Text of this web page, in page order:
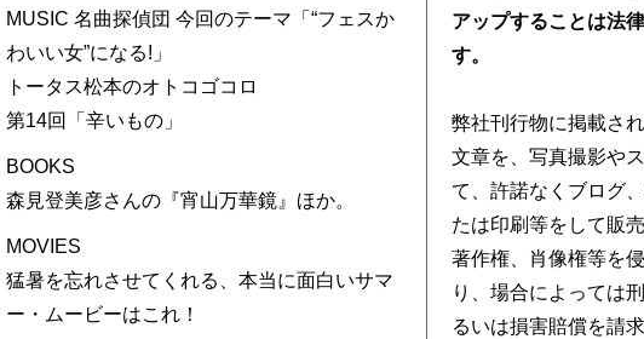
MUSIC 名曲探偵団 今回のテーマ「“フェスか
わいい女”になる!」
トータス松本のオトコゴコロ
第14回「辛いもの」
BOOKS
森見登美彦さんの『宵山万華鏡』ほか。
MOVIES
猛暑を忘れさせてくれる、本当に面白いサマ
ー・ムービーはこれ！
アップすることは法
す。
弊社刊行物に掲載さ
文章を、写真撮影や
て、許諾なくブログ
たは印刷等をして販
著作権、肖像権等を
り、場合によっては
るいは損害賠償を請